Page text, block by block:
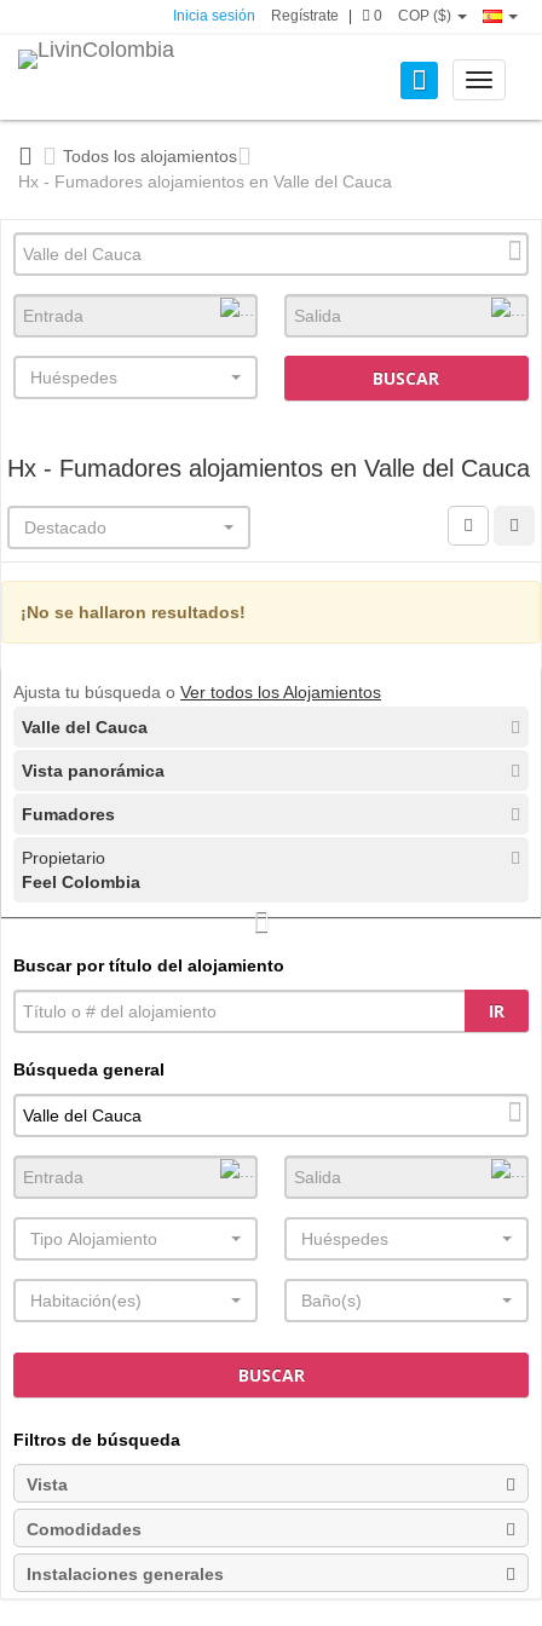
Inicia sesión Regístrate 0 COP ($)
Toggle
Todos los alojamientos
Hx - Fumadores alojamientos en Valle del Cauca
Huéspedes BUSCAR
Hx - Fumadores alojamientos en Valle del Cauca
Destacado
¡No se hallaron resultados!
Ajusta tu búsqueda o Ver todos los Alojamientos
Valle del Cauca
Vista panorámica
Fumadores
Propietario
Feel Colombia
Buscar por título del alojamiento
IR
Búsqueda general
Tipo Alojamiento Huéspedes
Habitación(es) Baño(s)
BUSCAR
Filtros de búsqueda
Vista
Comodidades
Instalaciones generales